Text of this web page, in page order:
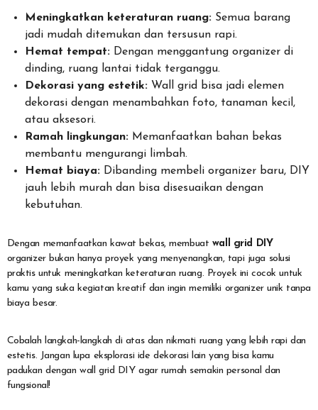
Meningkatkan keteraturan ruang: Semua barang
jadi mudah ditemukan dan tersusun rapi.
Hemat tempat: Dengan menggantung organizer di
dinding, ruang lantai tidak terganggu.
Dekorasi yang estetik: Wall grid bisa jadi elemen
dekorasi dengan menambahkan foto, tanaman kecil,
atau aksesori.
Ramah lingkungan: Memanfaatkan bahan bekas
membantu mengurangi limbah.
Hemat biaya: Dibanding membeli organizer baru, DIY
jauh lebih murah dan bisa disesuaikan dengan
kebutuhan.
Dengan memanfaatkan kawat bekas, membuat wall grid DIY
organizer bukan hanya proyek yang menyenangkan, tapi juga solusi
praktis untuk meningkatkan keteraturan ruang. Proyek ini cocok untuk
kamu yang suka kegiatan kreatif dan ingin memiliki organizer unik tanpa
biaya besar.
Cobalah langkah-langkah di atas dan nikmati ruang yang lebih rapi dan
estetis. Jangan lupa eksplorasi ide dekorasi lain yang bisa kamu
padukan dengan wall grid DIY agar rumah semakin personal dan
fungsional!